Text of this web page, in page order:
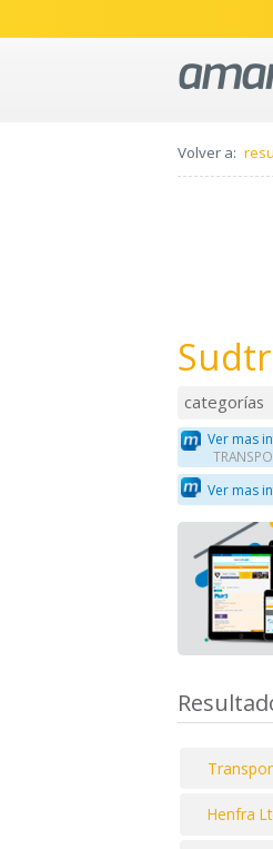
Volver a:
categorías
Ver mas
Ver mas
Henfra